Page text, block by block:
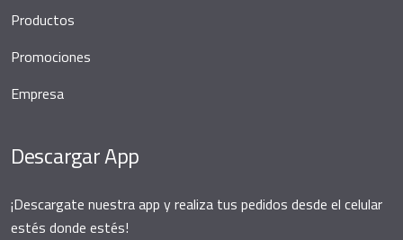
Productos
Promociones
Empresa
Descargar App
¡Descargate nuestra app y realiza tus pedidos desde el celular
estés donde estés!